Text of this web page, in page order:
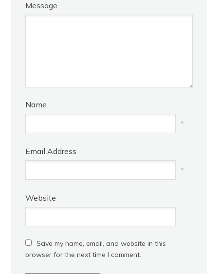
Message
Name
*
Email Address
*
Website
Save my name, email, and website in this
browser for the next time I comment.